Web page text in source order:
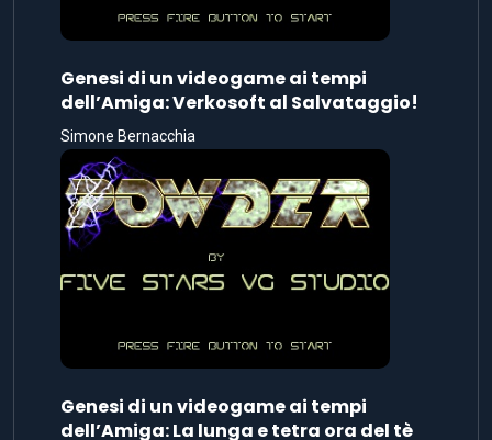
Genesi di un videogame ai tempi
dell’Amiga: Verkosoft al Salvataggio!
Simone Bernacchia
Genesi di un videogame ai tempi
dell’Amiga: La lunga e tetra ora del tè